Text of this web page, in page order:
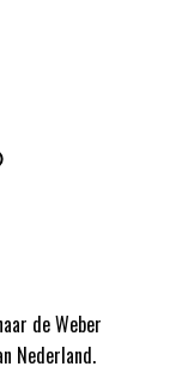
de Weber
Nederland.